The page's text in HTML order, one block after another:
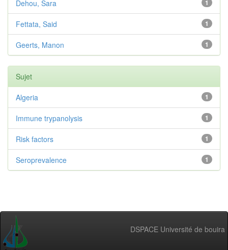
1
Dehou, Sara
1
Fettata, Said
1
Geerts, Manon
Sujet
1
Algeria
1
Immune trypanolysis
1
Risk factors
1
Seroprevalence
DSPACE Université de bouira